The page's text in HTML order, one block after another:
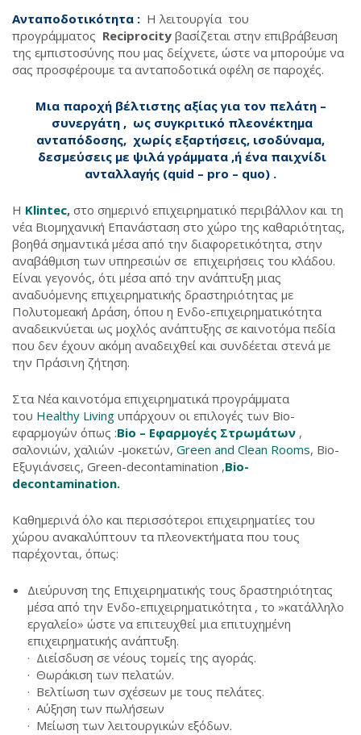
Ανταποδοτικότητα : Η λειτουργία του
προγράμματος Reciprocity βασίζεται στην επιβράβευση
της εμπιστοσύνης που μας δείχνετε, ώστε να μπορούμε να
σας προσφέρουμε τα ανταποδοτικά οφέλη σε παροχές.
Μια παροχή βέλτιστης αξίας για τον πελάτη –
συνεργάτη , ως συγκριτικό πλεονέκτημα
ανταπόδοσης, χωρίς εξαρτήσεις, ισοδύναμα,
δεσμεύσεις με ψιλά γράμματα ,ή ένα παιχνίδι
ανταλλαγής (quid – pro – quo) .
Η Klintec, στο σημερινό επιχειρηματικό περιβάλλον και τη
νέα Βιομηχανική Επανάσταση στο χώρο της καθαριότητας,
βοηθά σημαντικά μέσα από την διαφορετικότητα, στην
αναβάθμιση των υπηρεσιών σε επιχειρήσεις του κλάδου.
Είναι γεγονός, ότι μέσα από την ανάπτυξη μιας
αναδυόμενης επιχειρηματικής δραστηριότητας με
Πολυτομεακή Δράση, όπου η Ενδο-επιχειρηματικότητα
αναδεικνύεται ως μοχλός ανάπτυξης σε καινοτόμα πεδία
που δεν έχουν ακόμη αναδειχθεί και συνδέεται στενά με
την Πράσινη ζήτηση.
Στα Νέα καινοτόμα επιχειρηματικά προγράμματα
του Healthy Living υπάρχουν οι επιλογές των Bio-
εφαρμογών όπως :Bio – Εφαρμογές Στρωμάτων ,
σαλονιών, χαλιών -μοκετών, Green and Clean Rooms, Bio-
Εξυγιάνσεις, Green-decontamination ,Bio-
decontamination.
Καθημερινά όλο και περισσότεροι επιχειρηματίες του
χώρου ανακαλύπτουν τα πλεονεκτήματα που τους
παρέχονται, όπως:
Διεύρυνση της Επιχειρηματικής τους δραστηριότητας
μέσα από την Ενδο-επιχειρηματικότητα , το »κατάλληλο
εργαλείο» ώστε να επιτευχθεί μια επιτυχημένη
επιχειρηματικής ανάπτυξη.
· Διείσδυση σε νέους τομείς της αγοράς.
· Θωράκιση των πελατών.
· Βελτίωση των σχέσεων με τους πελάτες.
· Αύξηση των πωλήσεων
· Μείωση των λειτουργικών εξόδων.